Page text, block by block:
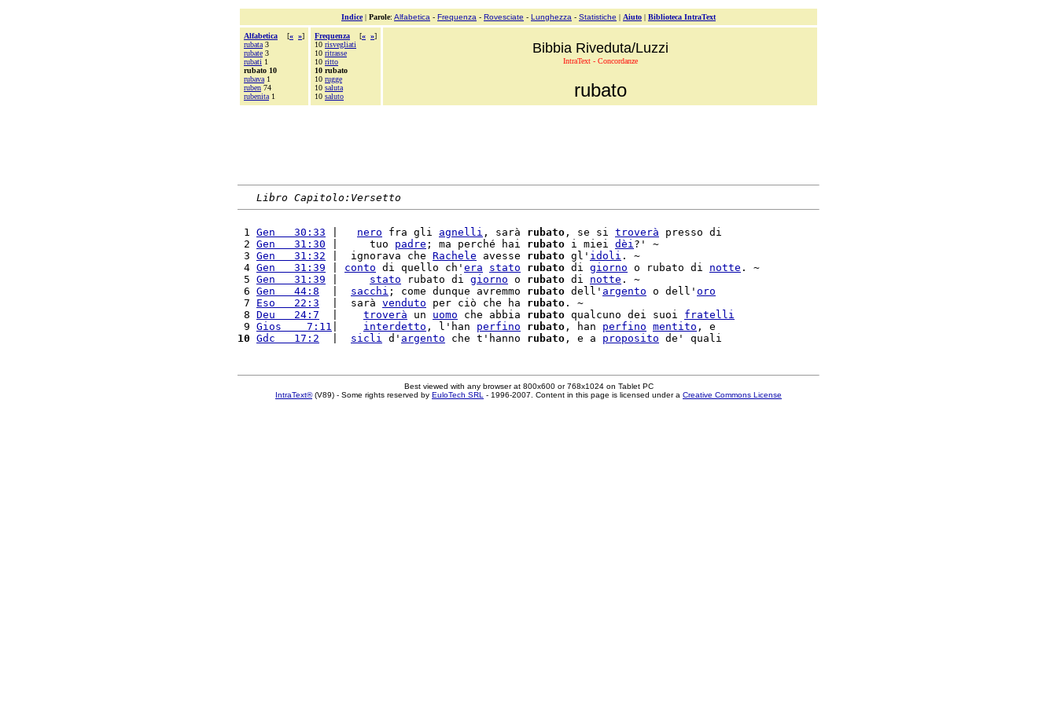
Indice| Parole: Alfabetica - Frequenza - Rovesciate - Lunghezza - Statistiche | Aiuto | Biblioteca IntraText
Alfabetica [« »]
rubata 3
rubate 3
rubati 1
rubato 10
rubava 1
ruben 74
rubenita 1
Frequenza [« »]
10 risvegliati
10 ritrasse
10 ritto
10 rubato
10 rugge
10 saluta
10 saluto
Bibbia Riveduta/Luzzi
IntraText - Concordanze
rubato
Libro Capitolo:Versetto
1 Gen   30:33 nero fra gli agnelli , sarà rubato , se si troverà presso di
2 Gen   31:30 |     tuo padre ; ma perché hai rubato i miei dèi?' ~
3 Gen   31:32 |  ignorava che Rachele avesse rubato gl' idoli . ~
4 Gen   31:39 conto di quello ch' era stato rubato di giorno o rubato di notte . ~
5 Gen   31:39 stato rubato di giorno o rubato di notte . ~
6 Gen   44:8 sacchi ; come dunque avremmo rubato dell' argento o dell' oro
7 Eso   22:3
  |  sarà
venduto per ciò che ha rubato . ~
8 Deu   24:7 troverà un uomo che abbia rubato qualcuno dei suoi fratelli
9 Gios    7:11 interdetto , l'han perfino rubato , han perfino mentito
10 Gdc   17:2 sicli d' argento che t'hanno rubato , e a proposito
Best viewed with any browser at 800x600 or 768x1024 on Tablet PC
IntraText®(V89) - Some rights reserved by EuloTech SRL - 1996-2007. Content in this page is licensed under a Creative Commons License